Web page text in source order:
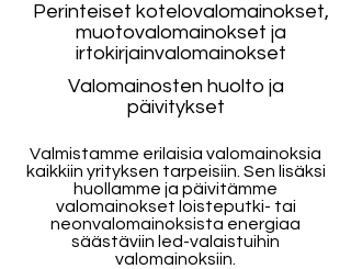
Perinteiset kotelovalomainokset,
muotovalomainokset ja
irtokirjainvalomainokset
Valomainosten huolto ja
päivitykset
Valmistamme erilaisia valomainoksia
kaikkiin yrityksen tarpeisiin. Sen lisäksi
huollamme ja päivitämme
valomainokset loisteputki- tai
neonvalomainoksista energiaa
säästäviin led-valaistuihin
valomainoksiin.